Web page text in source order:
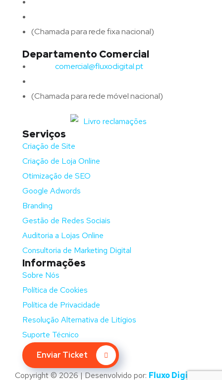
(Chamada para rede fixa nacional)
Departamento Comercial
comercial@fluxodigital.pt
(Chamada para rede móvel nacional)
Serviços
Criação de Site
Criação de Loja Online
Otimização de SEO
Google Adwords
Branding
Gestão de Redes Sociais
Auditoria a Lojas Online
Consultoria de Marketing Digital
Informações
Sobre Nós
Política de Cookies
Política de Privacidade
Resolução Alternativa de Litígios
Suporte Técnico
Enviar Ticket
Copyright © 2026 | Desenvolvido por: Fluxo Digital –